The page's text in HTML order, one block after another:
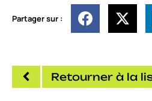
Partager sur :
Retourner à la